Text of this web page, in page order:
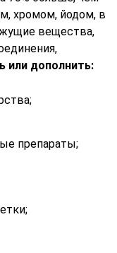
хромом, йодом, в
вещества,
или дополнить:
препараты;